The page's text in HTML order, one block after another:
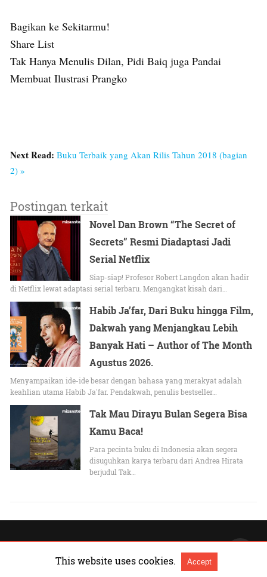
Bagikan ke Sekitarmu!
Share List
Tak Hanya Menulis Dilan, Pidi Baiq juga Pandai
Membuat Ilustrasi Prangko
Next Read: Buku Terbaik yang Akan Rilis Tahun 2018 (bagian
2) »
Postingan terkait
Novel Dan Brown “The Secret of
Secrets” Resmi Diadaptasi Jadi
Serial Netflix
Siap-siap! Profesor Robert Langdon akan hadir
di Netflix lewat adaptasi serial terbaru. Mengangkat kisah dari…
Habib Ja’far, Dari Buku hingga Film,
Dakwah yang Menjangkau Lebih
Banyak Hati – Author of The Month
Agustus 2026.
Menyampaikan ide-ide besar dengan bahasa yang merakyat adalah
keahlian utama Habib Ja'far. Pendakwah, penulis bestseller…
Tak Mau Dirayu Bulan Segera Bisa
Kamu Baca!
Para pecinta buku di Indonesia akan segera
disuguhkan karya terbaru dari Andrea Hirata
berjudul Tak…
This website uses cookies. Accept